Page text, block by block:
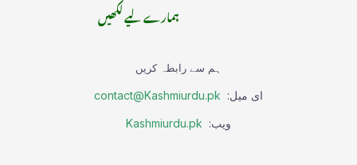
ہمارے لیے لکھیں
ہم سے رابطہ کریں
ای میل: contact@Kashmiurdu.pk
ویب: Kashmiurdu.pk